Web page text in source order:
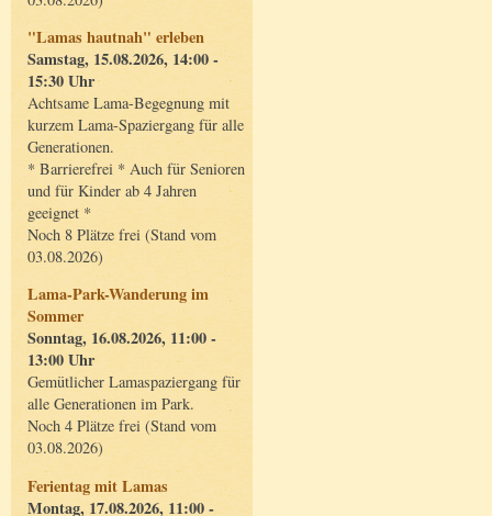
"Lamas hautnah" erleben
Samstag, 15.08.2026, 14:00 -
15:30 Uhr
Achtsame Lama-Begegnung mit
kurzem Lama-Spaziergang für alle
Generationen.
* Barrierefrei * Auch für Senioren
und für Kinder ab 4 Jahren
geeignet *
Noch 8 Plätze frei (Stand vom
03.08.2026)
Lama-Park-Wanderung im
Sommer
Sonntag, 16.08.2026, 11:00 -
13:00 Uhr
Gemütlicher Lamaspaziergang für
alle Generationen im Park.
Noch 4 Plätze frei (Stand vom
03.08.2026)
Ferientag mit Lamas
Montag, 17.08.2026, 11:00 -